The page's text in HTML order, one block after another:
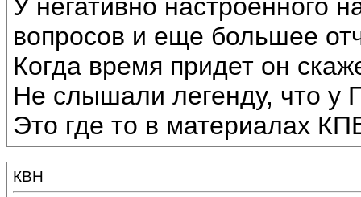
У негативно настроенного
вопросов и еще большее
Когда время придет он
Не слышали легенду, что у
Это где то в материалах
КВН